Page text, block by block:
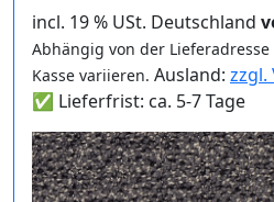
incl. 19 % USt. Deutschland
Abhängig von der
Kasse variieren. Ausland: zzgl.
✅ Lieferfrist: ca. 5-7 Tage